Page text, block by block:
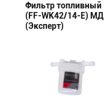
Фильтр топливный
(FF-WK42/14-E) МД
(Эксперт)